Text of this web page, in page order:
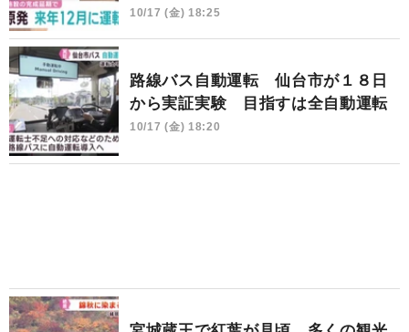
10/17 (金) 18:25
路線バス自動運転 仙台市が１８日
から実証実験 目指すは全自動運転
10/17 (金) 18:20